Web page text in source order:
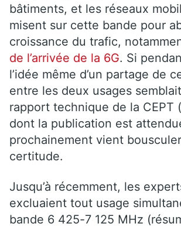
bâtiments, et les réseaux
misent sur cette bande pour
croissance du trafic,
de l’arrivée de la 6G. Si
l’idée même d’un partage de
entre les deux usages
rapport technique de la CEPT
dont la publication est
prochainement vient
certitude.
Jusqu’à récemment, les
excluaient tout usage
bande 6 425-7 125 MHz